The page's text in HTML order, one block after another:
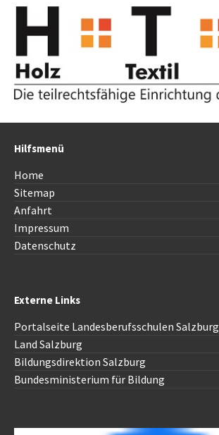
Hilfsmenü
Home
Sitemap
Anfahrt
Impressum
Datenschutz
Externe Links
Portalseite Landesberufsschulen Salzburg
Land Salzburg
Bildungsdirektion Salzburg
Bundesministerium für Bildung